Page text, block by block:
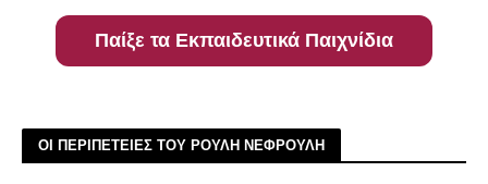
Παίξε τα Εκπαιδευτικά Παιχνίδια
ΟΙ ΠΕΡΙΠΕΤΕΙΕΣ ΤΟΥ ΡΟΥΛΗ ΝΕΦΡΟΥΛΗ